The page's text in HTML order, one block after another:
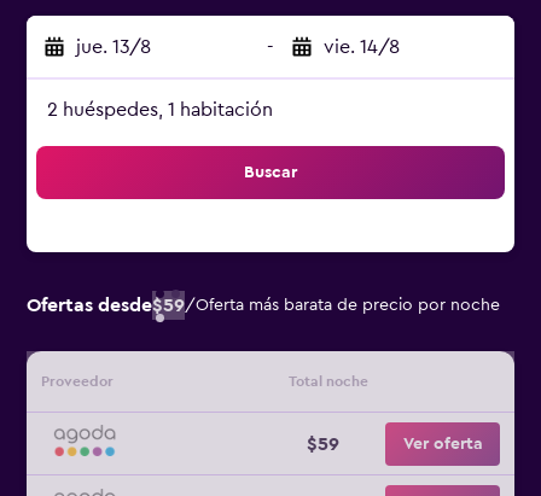
jue. 13/8 - vie. 14/8
2 huéspedes, 1 habitación
Buscar
Ofertas desde$59/Oferta más barata de precio por noche
Proveedor Total noche
$59 Ver oferta